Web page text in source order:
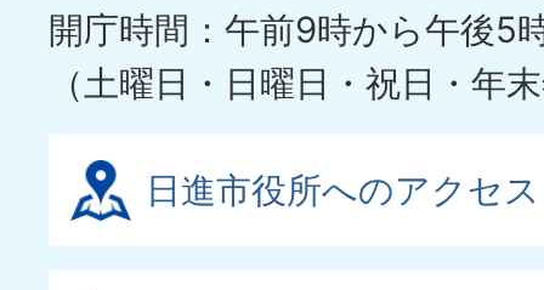
開庁時間：午前9時から午後5
（土曜日・日曜日・祝日・年
日進市役所へのアクセス